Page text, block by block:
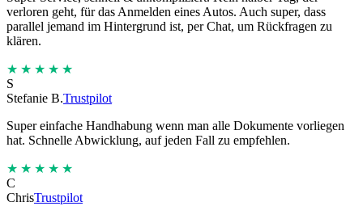
verloren geht, für das Anmelden eines Autos. Auch super, dass
parallel jemand im Hintergrund ist, per Chat, um Rückfragen zu
klären.
★★★★★
S
Stefanie B.Trustpilot
Super einfache Handhabung wenn man alle Dokumente vorliegen
hat. Schnelle Abwicklung, auf jeden Fall zu empfehlen.
★★★★★
C
ChrisTrustpilot